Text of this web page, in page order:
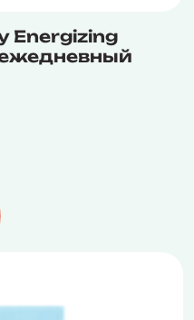
Energizing